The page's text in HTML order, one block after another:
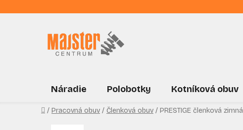
na
Náradie Polobotky Kotníková obuv
Domov
/ Pracovná obuv / Členková obuv / PRESTIGE členková zimná